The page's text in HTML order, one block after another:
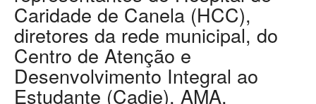
Caridade de Canela (HCC),
diretores da rede municipal, do
Centro de Atenção e
Desenvolvimento Integral ao
Estudante (Cadie), AMA,